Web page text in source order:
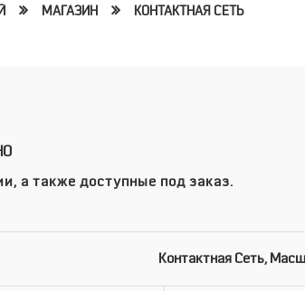
МАГАЗИН КОНТАКТНАЯ СЕТЬ
а также доступные под заказ.
Контактная Сеть,